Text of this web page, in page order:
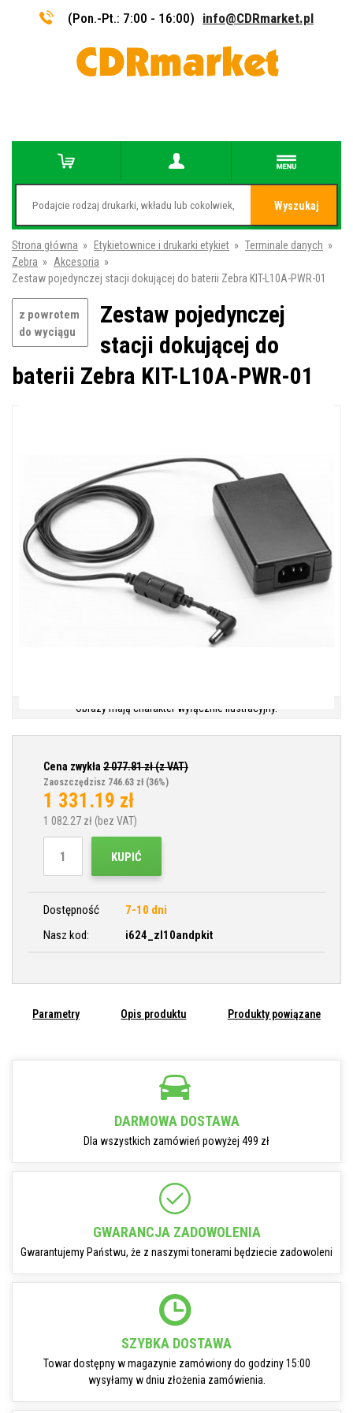
(Pon.-Pt.: 7:00 - 16:00) info@CDRmarket.pl
Wyszukaj
Strona główna » Etykietownice i drukarki etykiet » Terminale danych »
Zebra » Akcesoria »
Zestaw pojedynczej stacji dokującej do baterii Zebra KIT-L10A-PWR-01
z powrotem
do wyciągu
Zestaw pojedynczej
stacji dokującej do
baterii Zebra KIT-L10A-PWR-01
Obrazy mają charakter wyłącznie ilustracyjny.
Cena zwykła 2 077.81zł (z VAT)
Zaoszczędzisz 746.63 zł (36%)
1 331.19 zł
1 082.27 zł (bez VAT)
KUPIĆ
Dostępność
7-10 dni
Nasz kod:
i624_zl10andpkit
Parametry Opis produktu Produkty powiązane
DARMOWA DOSTAWA
Dla wszystkich zamówień powyżej 499 zł
GWARANCJA ZADOWOLENIA
Gwarantujemy Państwu, że z naszymi tonerami będziecie zadowoleni
SZYBKA DOSTAWA
Towar dostępny w magazynie zamówiony do godziny 15:00
wysyłamy w dniu złożenia zamówienia.